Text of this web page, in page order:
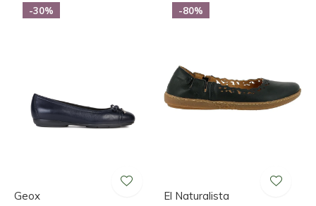
-30%
Geox
-80%
El Naturalista